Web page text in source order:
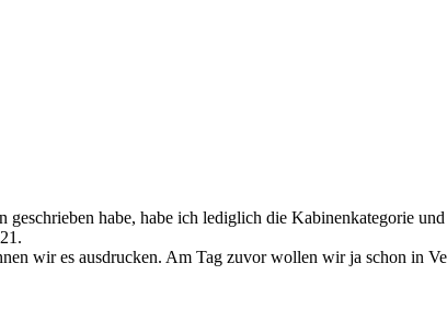
habe, habe ich lediglich die Kabinenkategorie
wir es ausdrucken. Am Tag zuvor wollen wir ja schon in